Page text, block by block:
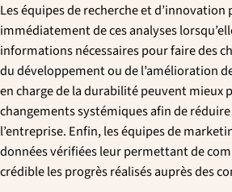
Les équipes de recherche et
immédiatement de ces analyses
informations nécessaires pour faire des
du développement ou de l’amélioration
en charge de la durabilité peuvent mieux
changements systémiques afin de réduire
l’entreprise. Enfin, les équipes de
données vérifiées leur permettant de
crédible les progrès réalisés auprès des